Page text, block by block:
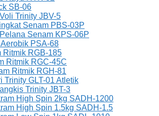
SB-06
Trinity JBV-5
Senam PBS-03P
Senam KPS-06P
PSA-68
Ritmik RGB-185
Ritmik RGC-45C
Ritmik RGH-81
Trinity GLT-01 Atletik
Trinity JBT-3
High Spin 2kg SADH-1200
High Spin 1.5kg SADH-1.5